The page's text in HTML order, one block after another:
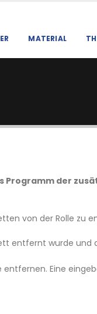
MATERIAL
Programm der
von der Rolle zu
entfernt wurde und
Eine